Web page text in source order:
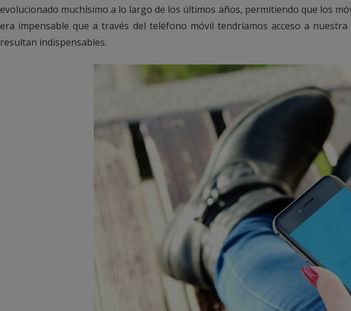
evolucionado muchísimo a lo largo de los últimos años, permitiendo que los
era impensable que a través del teléfono móvil tendríamos acceso a
resultan indispensables.